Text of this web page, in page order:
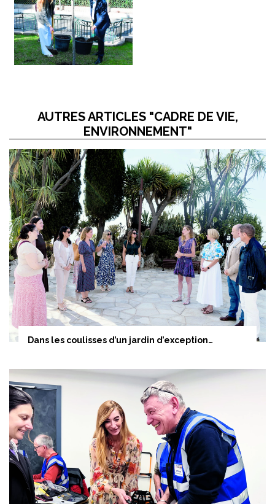
AUTRES ARTICLES "CADRE DE VIE,
ENVIRONNEMENT"
Dans les coulisses d’un jardin d’exception…